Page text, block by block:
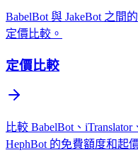
BabelBot 與 JakeBot 之間
定價比較。
定價比較
比較 BabelBot、iTranslator
HephBot 的免費額度和起